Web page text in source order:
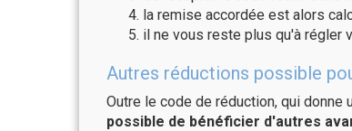
la remise accordée est alors
il ne vous reste plus qu'à régler
Autres réductions possible
Outre le code de réduction, qui donne
possible de bénéficier d'autres